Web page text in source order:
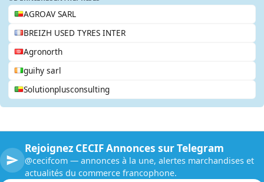
AGROAV SARL
BREIZH USED TYRES INTER
Agronorth
guihy sarl
Solutionplusconsulting
Rejoignez CECIF Annonces sur Telegram
@cecifcom — annonces à la une, alertes marchandises et
actualités du commerce francophone.